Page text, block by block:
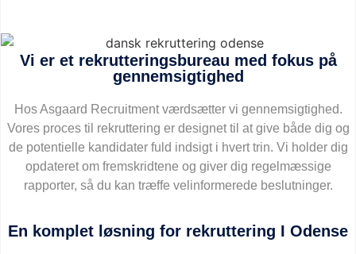
Vi er et rekrutteringsbureau med fokus på
gennemsigtighed
Hos Asgaard Recruitment værdsætter vi gennemsigtighed.
Vores proces til rekruttering er designet til at give både dig og
de potentielle kandidater fuld indsigt i hvert trin. Vi holder dig
opdateret om fremskridtene og giver dig regelmæssige
rapporter, så du kan træffe velinformerede beslutninger.
En komplet løsning for rekruttering I Odense